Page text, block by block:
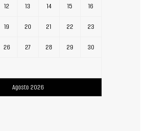
Agosto 2026
12 13 14 15 16
19 20 21 22 23
26 27 28 29 30